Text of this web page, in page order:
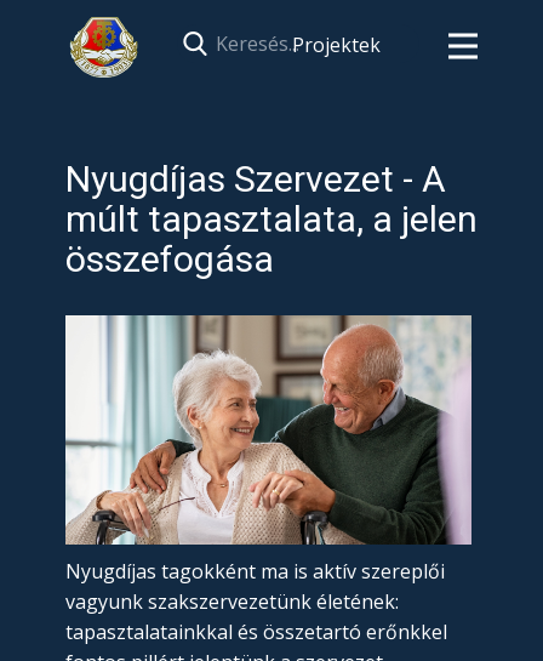
Projektek
Nyugdíjas Szervezet - A
múlt tapasztalata, a jelen
összefogása
Nyugdíjas tagokként ma is aktív szereplői
vagyunk szakszervezetünk életének:
tapasztalatainkkal és összetartó erőnkkel